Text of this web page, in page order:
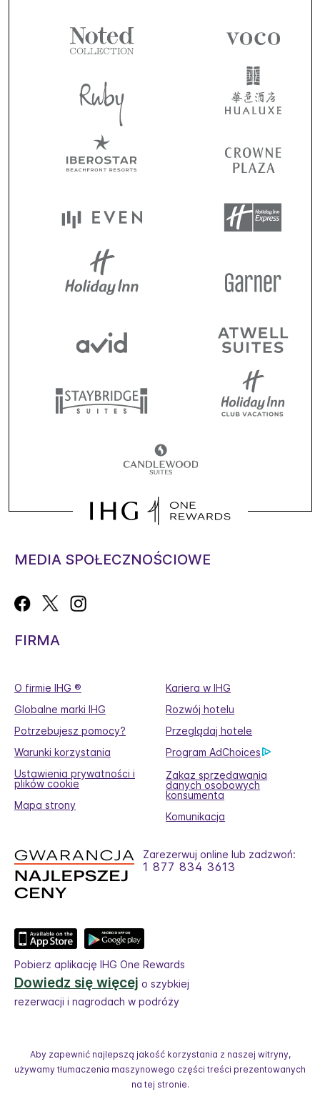
MEDIA SPOŁECZNOŚCIOWE
FIRMA
O firmie IHG ®
Kariera w IHG
Globalne marki IHG
Rozwój hotelu
Potrzebujesz pomocy?
Przeglądaj hotele
Warunki korzystania
Program AdChoices
Ustawienia prywatności i
plików cookie
Zakaz sprzedawania
danych osobowych
konsumenta
Mapa strony
Komunikacja
Zarezerwuj online lub zadzwoń:
1 877 834 3613
Pobierz aplikację IHG One Rewards
Dowiedz się więcej o szybkiej
rezerwacji i nagrodach w podróży
Aby zapewnić najlepszą jakość korzystania z naszej witryny,
używamy tłumaczenia maszynowego części treści prezentowanych
na tej stronie.